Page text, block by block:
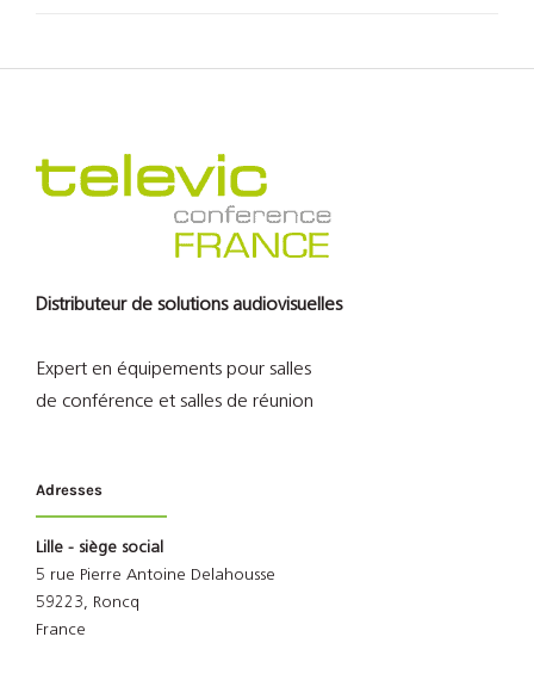
Distributeur de solutions audiovisuelles
Expert en équipements pour salles
de conférence et salles de réunion
Adresses
Lille - siège social
5 rue Pierre Antoine Delahousse
59223, Roncq
France